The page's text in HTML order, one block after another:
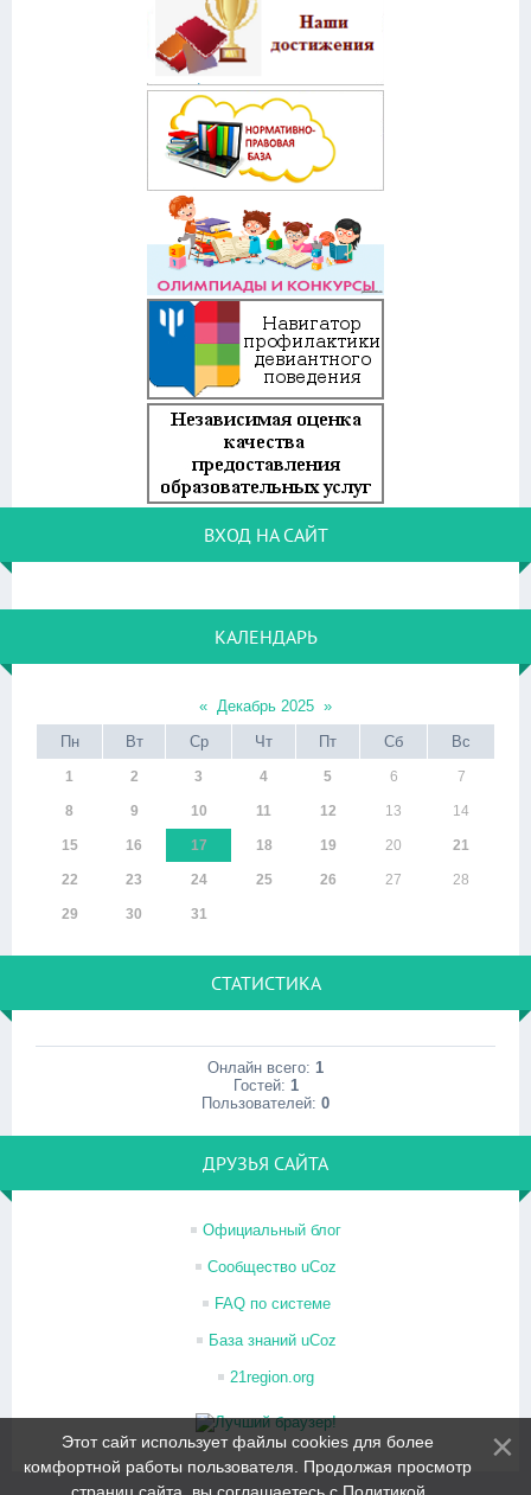
ВХОД НА САЙТ
КАЛЕНДАРЬ
« Декабрь 2025 »
Пн
Вт Ср Чт Пт Сб Вс
1 2 3 4 5 6 7
8 9 10 11 12 13 14
15 16 17 18 19 20 21
22 23 24 25 26 27 28
29 30 31
СТАТИСТИКА
Онлайн всего: 1
Гостей: 1
Пользователей: 0
ДРУЗЬЯ САЙТА
Официальный блог
Сообщество uCoz
FAQ по системе
База знаний uCoz
21region.org
Этот сайт использует файлы cookies для более
комфортной работы пользователя. Продолжая просмотр